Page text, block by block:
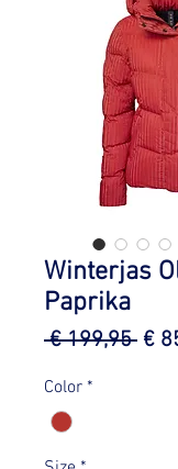
Winterjas
Paprika
€ 199,95 €
Color *